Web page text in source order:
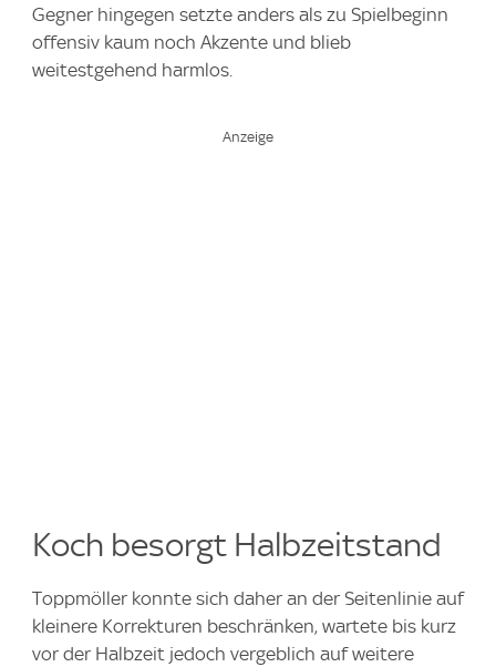
Gegner hingegen setzte anders als zu Spielbeginn
offensiv kaum noch Akzente und blieb
weitestgehend harmlos.
Koch besorgt Halbzeitstand
Toppmöller konnte sich daher an der Seitenlinie auf
kleinere Korrekturen beschränken, wartete bis kurz
vor der Halbzeit jedoch vergeblich auf weitere